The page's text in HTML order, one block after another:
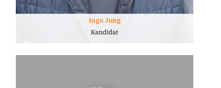
Ingo Jung
Kandidat